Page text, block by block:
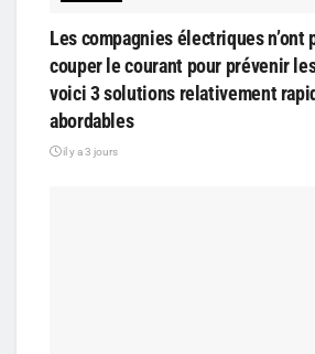
Les compagnies électriques n’ont
couper le courant pour prévenir
voici 3 solutions relativement
abordables
il y a 3 jours